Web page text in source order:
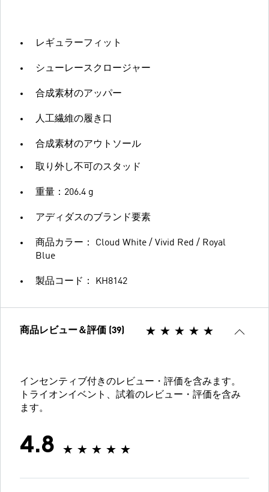
レギュラーフィット
シューレースクロージャー
合成素材のアッパー
人工繊維の履き口
合成素材のアウトソール
取り外し不可のスタッド
重量：206.4 g
アディダスのブランド要素
商品カラー： Cloud White / Vivid Red / Royal
Blue
製品コード： KH8142
商品レビュー＆評価 (39)
インセンティブ付きのレビュー・評価を含みます。
トライオンイベント、試着のレビュー・評価を含み
ます。
4.8